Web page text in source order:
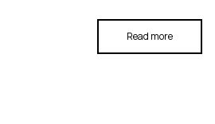
Read more